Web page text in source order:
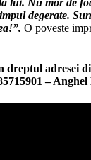
degerate.
O poveste
adresei
–